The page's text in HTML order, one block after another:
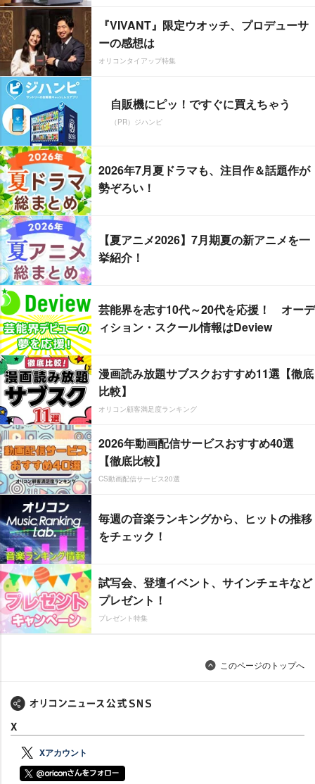
『VIVANT』限定ウオッチ、プロデューサ
ーの感想は
オリコンタイアップ特集
自販機にピッ！ですぐに買えちゃう
（PR）ジハンピ
2026年7月夏ドラマも、注目作＆話題作が
勢ぞろい！
【夏アニメ2026】7月期夏の新アニメを一
挙紹介！
芸能界を志す10代～20代を応援！ オーデ
ィション・スクール情報はDeview
漫画読み放題サブスクおすすめ11選【徹底
比較】
オリコン顧客満足度ランキング
2026年動画配信サービスおすすめ40選
【徹底比較】
CS動画配信サービス20選
毎週の音楽ランキングから、ヒットの推移
をチェック！
試写会、登壇イベント、サインチェキなど
プレゼント！
プレゼント特集
このページのトップへ
X
Xアカウント